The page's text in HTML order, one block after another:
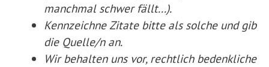
manchmal schwer fällt...).
Kennzeichne Zitate bitte als solche und gib
die Quelle/n an.
Wir behalten uns vor, rechtlich bedenkliche